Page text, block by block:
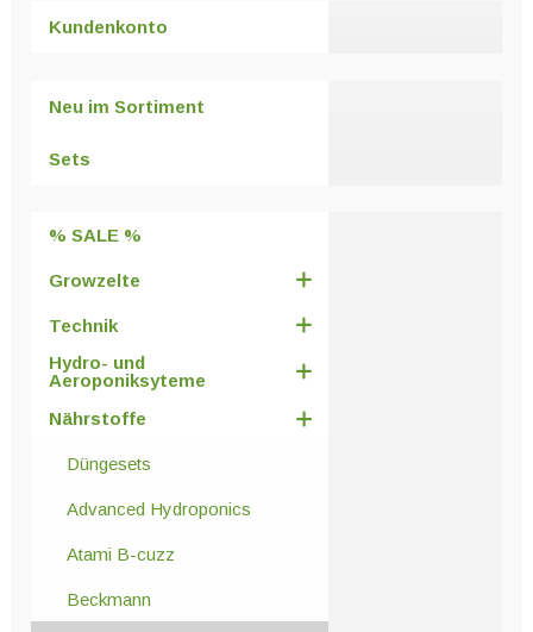
Kundenkonto
Neu im Sortiment
Sets
% SALE %
Growzelte
Technik
Hydro- und
Aeroponiksyteme
Nährstoffe
Düngesets
Advanced Hydroponics
Atami B-cuzz
Beckmann